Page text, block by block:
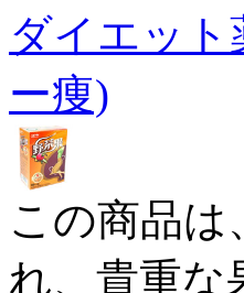
ダイエッ
ー痩)
この商品は
れ、貴重な